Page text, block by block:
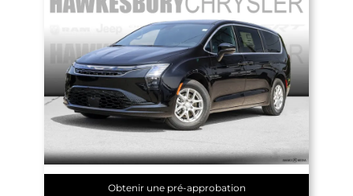
Obtenir une pré-approbation